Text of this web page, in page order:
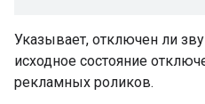
Указывает, отключен ли
исходное состояние
рекламных роликов.